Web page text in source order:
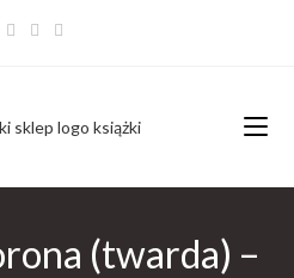
(twarda) –